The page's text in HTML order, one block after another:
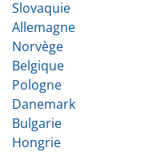
Slovaquie
Allemagne
Norvège
Belgique
Pologne
Danemark
Bulgarie
Hongrie